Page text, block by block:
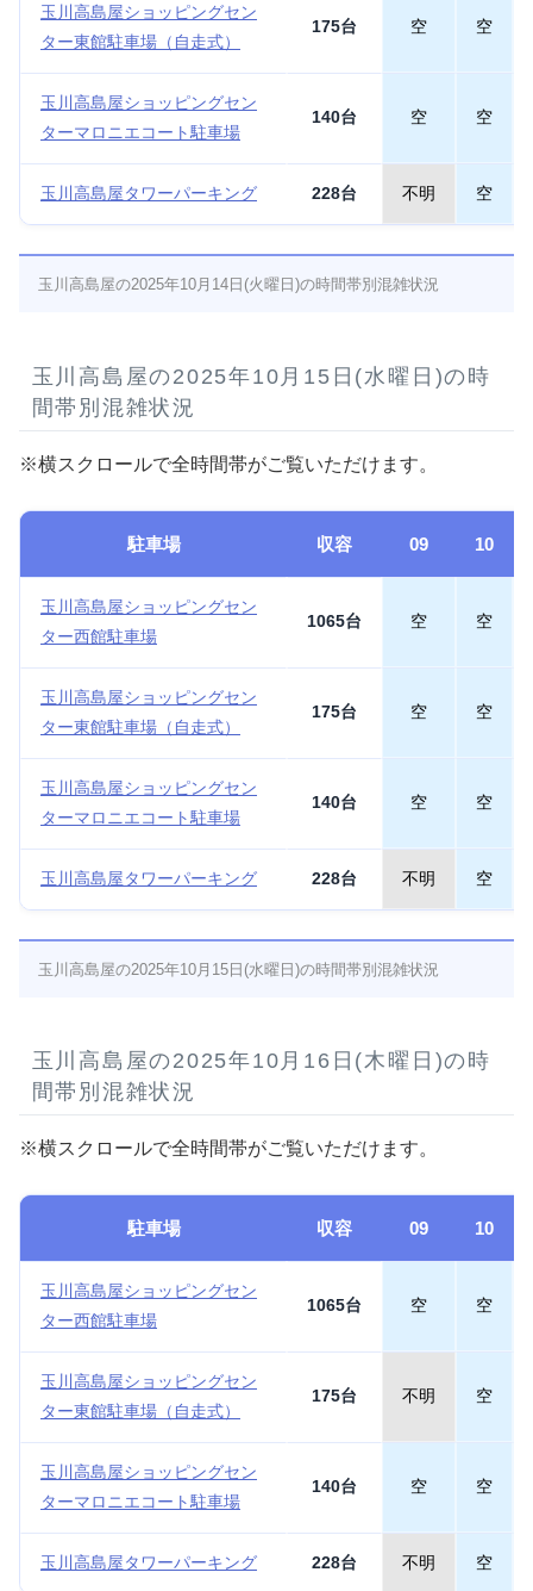
玉川高島屋ショッピングセン
ター東館駐車場（自走式）
175台 空 空
玉川高島屋ショッピングセン
ターマロニエコート駐車場
140台 空 空
玉川高島屋タワーパーキング 228台 不明 空
玉川高島屋の2025年10月14日(火曜日)の時間帯別混雑状況
玉川高島屋の2025年10月15日(水曜日)の時
間帯別混雑状況
※横スクロールで全時間帯がご覧いただけます。
駐車場 収容 09 10
玉川高島屋ショッピングセン
ター西館駐車場
1065台 空 空
玉川高島屋ショッピングセン
ター東館駐車場（自走式）
175台 空 空
玉川高島屋ショッピングセン
ターマロニエコート駐車場
140台 空 空
玉川高島屋タワーパーキング 228台 不明 空
玉川高島屋の2025年10月15日(水曜日)の時間帯別混雑状況
玉川高島屋の2025年10月16日(木曜日)の時
間帯別混雑状況
※横スクロールで全時間帯がご覧いただけます。
駐車場 収容 09 10
玉川高島屋ショッピングセン
ター西館駐車場
1065台 空 空
玉川高島屋ショッピングセン
ター東館駐車場（自走式）
175台 不明 空
玉川高島屋ショッピングセン
ターマロニエコート駐車場
140台 空 空
玉川高島屋タワーパーキング 228台 不明 空